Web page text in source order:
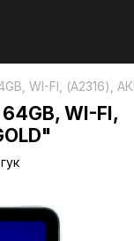
WI-FI, (А2316),
WI-FI,